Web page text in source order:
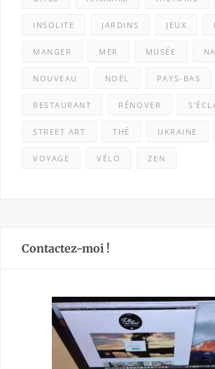
INSOLITE JARDINS JEUX
MANGER MER MUSÉE
NOUVEAU NOËL PAYS-BAS
RESTAURANT RÉNOVER
STREET ART THÉ UKRAINE
VOYAGE VÉLO ZEN
Contactez-moi !